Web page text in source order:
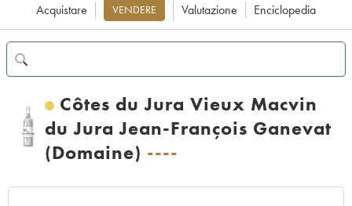
Acquistare VENDERE Valutazione Enciclopedia
Côtes du Jura Vieux Macvin
du Jura Jean-François Ganevat
(Domaine) ----